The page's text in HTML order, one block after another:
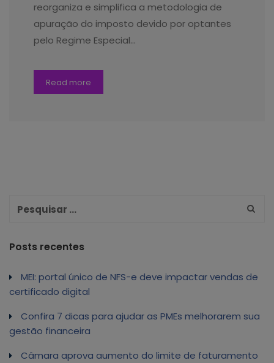
reorganiza e simplifica a metodologia de
apuração do imposto devido por optantes
pelo Regime Especial…
Read more
Posts recentes
MEI: portal único de NFS-e deve impactar vendas de
certificado digital
Confira 7 dicas para ajudar as PMEs melhorarem sua
gestão financeira
Câmara aprova aumento do limite de faturamento